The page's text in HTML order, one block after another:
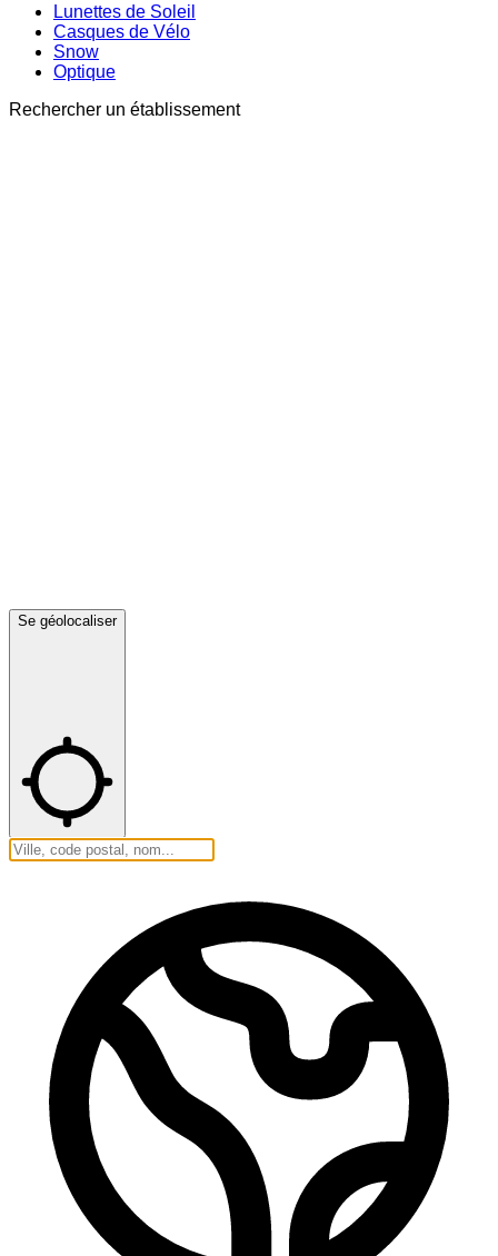
Lunettes de Soleil
Casques de Vélo
Snow
Optique
Rechercher un établissement
Se géolocaliser